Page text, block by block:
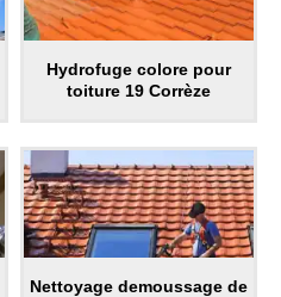
Hydrofuge colore pour
toiture 19 Corrèze
Nettoyage demoussage de